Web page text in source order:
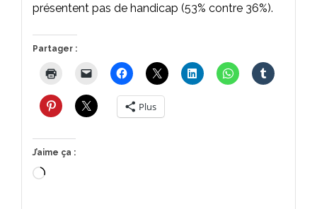
présentent pas de handicap (53% contre 36%).
Partager :
Plus
J’aime ça :
Chargement…